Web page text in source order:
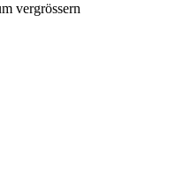
vergrössern